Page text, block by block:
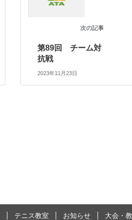
次の記事
第89回 チーム対
抗戦
2023年11月23日
テニス教室 お知らせ 大会・